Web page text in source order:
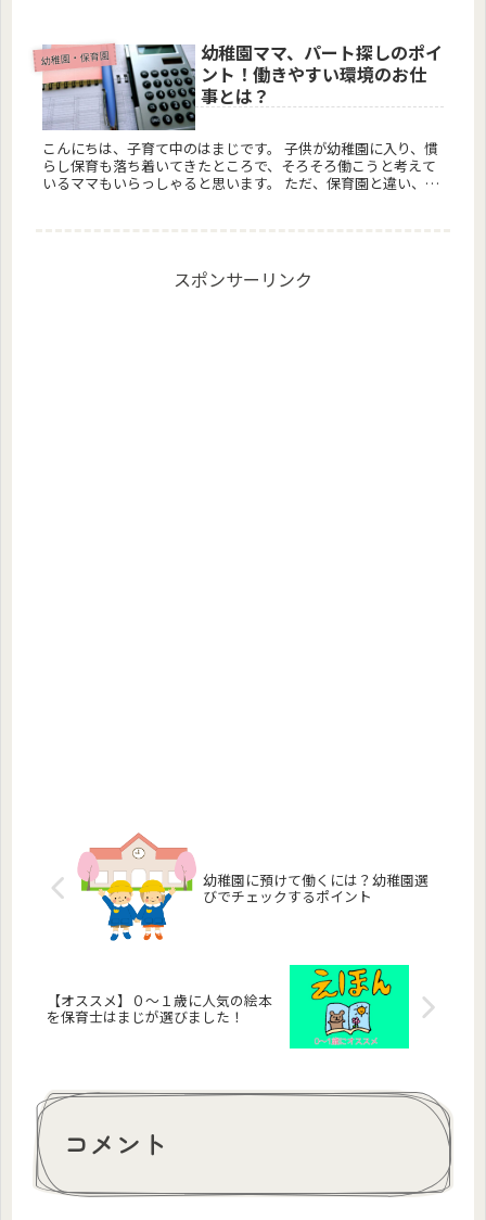
幼稚園・保育園
幼稚園ママ、パート探しのポイ
ント！働きやすい環境のお仕
事とは？
こんにちは、子育て中のはまじです。 子供が幼稚園に入り、慣
らし保育も落ち着いてきたところで、そろそろ働こうと考えて
いるママもいらっしゃると思います。 ただ、保育園と違い、幼
スポンサーリンク
幼稚園に預けて働くには？幼稚園選
びでチェックするポイント
【オススメ】０～１歳に人気の絵本
を保育士はまじが選びました！
コメント